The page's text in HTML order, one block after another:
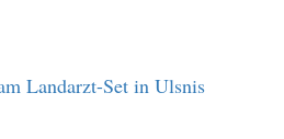
Landarzt-Set in Ulsnis